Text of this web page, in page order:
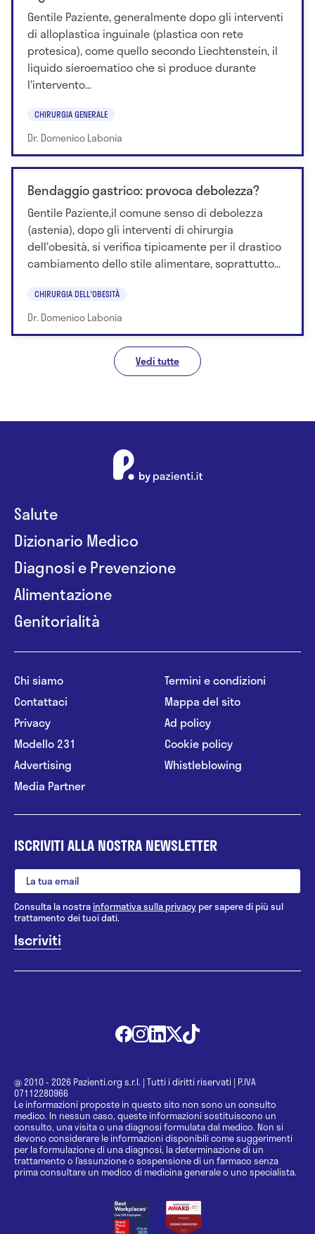
Gentile Paziente, generalmente dopo gli interventi
di alloplastica inguinale (plastica con rete
protesica), come quello secondo Liechtenstein, il
liquido sieroematico che si produce durante
l'intervento...
CHIRURGIA GENERALE
Dr. Domenico Labonia
Bendaggio gastrico: provoca debolezza?
Gentile Paziente,il comune senso di debolezza
(astenia), dopo gli interventi di chirurgia
dell'obesità, si verifica tipicamente per il drastico
cambiamento dello stile alimentare, soprattutto...
CHIRURGIA DELL'OBESITÀ
Dr. Domenico Labonia
Vedi tutte
Salute
Dizionario Medico
Diagnosi e Prevenzione
Alimentazione
Genitorialità
Chi siamo
Contattaci
Privacy
Modello 231
Advertising
Media Partner
Termini e condizioni
Mappa del sito
Ad policy
Cookie policy
Whistleblowing
ISCRIVITI ALLA NOSTRA NEWSLETTER
Consulta la nostrainformativa sulla privacy per sapere di più sul
trattamento dei tuoi dati.
@ 2010 - 2026 Pazienti.org s.r.l. | Tutti i diritti riservati | P.IVA
07112280966
Le informazioni proposte in questo sito non sono un consulto
medico. In nessun caso, queste informazioni sostituiscono un
consulto, una visita o una diagnosi formulata dal medico. Non si
devono considerare le informazioni disponibili come suggerimenti
per la formulazione di una diagnosi, la determinazione di un
trattamento o l’assunzione o sospensione di un farmaco senza
prima consultare un medico di medicina generale o uno specialista.